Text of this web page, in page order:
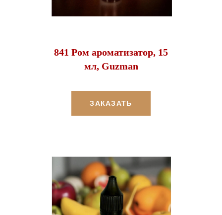
841 Ром ароматизатор, 15
мл, Guzman
ЗАКАЗАТЬ